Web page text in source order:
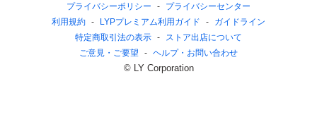
プライバシーポリシー
プライバシーセンター
利用規約
LYPプレミアム利用ガイド
ガイドライン
特定商取引法の表示
ストア出店について
ご意見・ご要望
ヘルプ・お問い合わせ
© LY Corporation